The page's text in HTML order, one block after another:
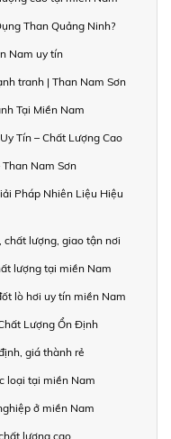
Than Quảng Ninh?
Nam uy tín
tranh | Than Nam Sơn
Tại Miền Nam
Tín – Chất Lượng Cao
Nam Sơn
Pháp Nhiên Liệu Hiệu
chất lượng, giao tận nơi
lượng tại miền Nam
lò hơi uy tín miền Nam
Lượng Ổn Định
giá thành rẻ
loại tại miền Nam
ở miền Nam
lượng cao